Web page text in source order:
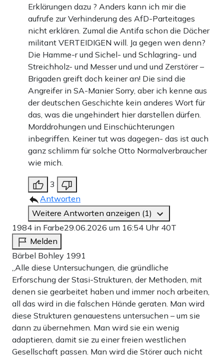
Erklärungen dazu ? Anders kann ich mir die
aufrufe zur Verhinderung des AfD-Parteitages
nicht erklären. Zumal die Antifa schon die Dächer
militant VERTEIDIGEN will. Ja gegen wen denn?
Die Hamme-r und Sichel- und Schlagring- und
Streichholz- und Messer und und und Zerstörer –
Brigaden greift doch keiner an! Die sind die
Angreifer in SA-Manier Sorry, aber ich kenne aus
der deutschen Geschichte kein anderes Wort für
das, was die ungehindert hier darstellen dürfen.
Morddrohungen und Einschüchterungen
inbegriffen. Keiner tut was dagegen- das ist auch
ganz schlimm für solche Otto Normalverbraucher
wie mich.
3
Antworten
Weitere Antworten anzeigen (1)
1984 in Farbe29.06.2026 um 16:54 Uhr 40T
Melden
Bärbel Bohley 1991
„Alle diese Untersuchungen, die gründliche
Erforschung der Stasi-Strukturen, der Methoden, mit
denen sie gearbeitet haben und immer noch arbeiten,
all das wird in die falschen Hände geraten. Man wird
diese Strukturen genauestens untersuchen – um sie
dann zu übernehmen. Man wird sie ein wenig
adaptieren, damit sie zu einer freien westlichen
Gesellschaft passen. Man wird die Störer auch nicht